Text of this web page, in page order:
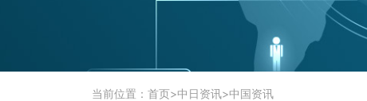
当前位置： 首页>中日资讯>中国资讯